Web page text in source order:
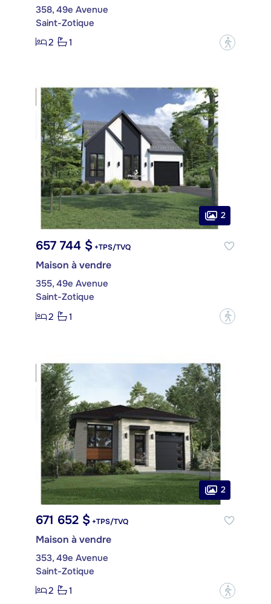
358, 49e Avenue
Saint-Zotique
2
1 ?
2
657 744 $ +TPS/TVQ
Maison à vendre
355, 49e Avenue
Saint-Zotique
2
1 ?
2
671 652 $ +TPS/TVQ
Maison à vendre
353, 49e Avenue
Saint-Zotique
2
1 ?